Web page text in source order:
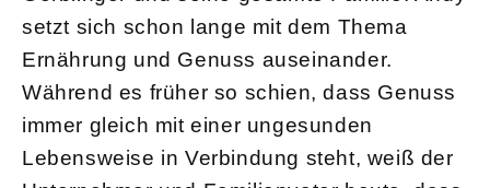
setzt sich schon lange mit dem Thema
Ernährung und Genuss auseinander.
Während es früher so schien, dass Genuss
immer gleich mit einer ungesunden
Lebensweise in Verbindung steht, weiß der